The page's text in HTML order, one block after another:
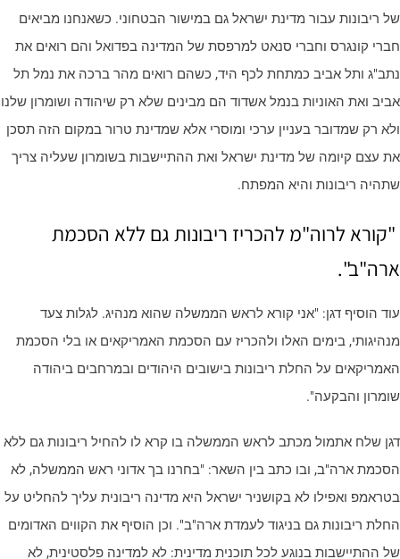
ריבונות עבור מדינת ישראל גם במישור הבטחוני. כשאנחנו מביאים
קונגרס וחברי סנאט למרפסת של המדינה בפדואל והם רואים את
ותל אביב כמתחת לכף היד, כשהם רואים מהר ברכה את נמל תל
ואת האוניות בנמל אשדוד הם מבינים שלא רק שיהודה ושומרון שלנו
רק שמדובר בעניין ערכי ומוסרי אלא שמדינת טרור במקום הזה תסכן
עצם קיומה של מדינת ישראל ואת ההתיישבות בשומרון שעליה צריך
ריבונות והיא המפתח.
לרוה"מ להכריז ריבונות גם ללא הסכמת
הוסיף דגן: "אני קורא לראש הממשלה שהוא מנהיג. לגלות צעד
בימים האלו ולהכריז עם הסכמת האמריקאים או בלי הסכמת
על החלת ריבונות בישובים היהודים ובמרחבים ביהודה
והבקעה".
שלח אתמול מכתב לראש הממשלה בו קרא לו להחיל ריבונות גם ללא
ארה"ב, ובו כתב בין השאר: "בחרנו בך אדוני ראש הממשלה, לא
ואפילו לא בקושניר ישראל היא מדינה ריבונית עליך להחליט על
ריבונות גם בניגוד לעמדת ארה"ב". וכן הוסיף את הקווים האדומים
ההתיישבות בנוגע לכל תוכנית מדינית: לא למדינה פלסטינית, לא